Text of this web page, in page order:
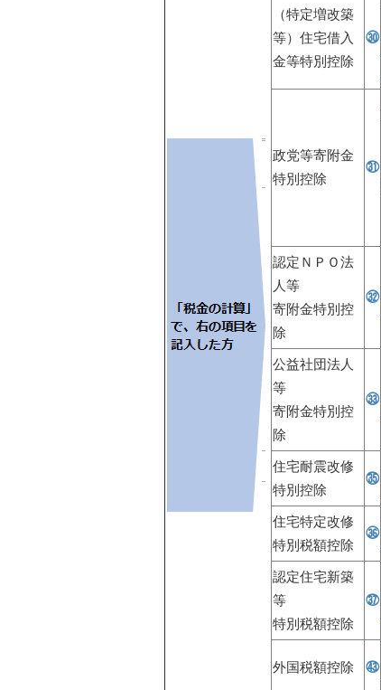
（特定増改築
等）住宅借入
金等特別控除
㉚
政党等寄附金
特別控除
㉛
認定ＮＰＯ法
人等
寄附金特別控
除
㉜
公益社団法人
等
寄附金特別控
除
㉝
住宅耐震改修
特別控除
㉟
住宅特定改修
特別税額控除
㊱
認定住宅新築
等
特別税額控除
㊲
外国税額控除 ㊸